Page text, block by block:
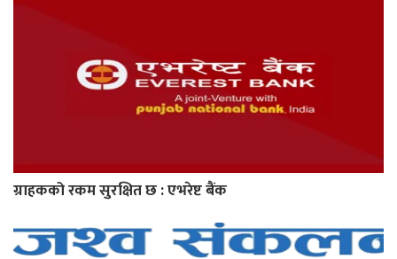
ग्राहकको रकम सुरक्षित छ : एभरेष्ट बैंक